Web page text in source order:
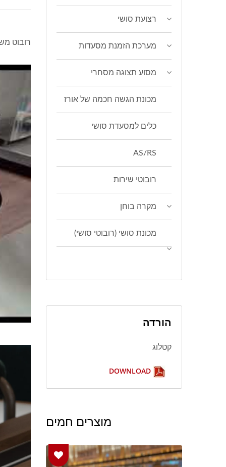
רובוט
רצועת סושי
מערכת הזמנת מסעדות
מסוע תצוגה מסחרי
מכונת הגשה חכמה של אורז
כלים למסעדת סושי
AS/RS
רובוטי שירות
מקרה בוחן
מכונת סושי (רובוטי סושי)
הורדה
קטלוג
מוצרים חמים